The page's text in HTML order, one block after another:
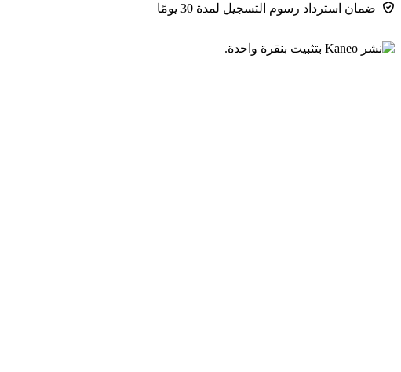
ضمان استرداد رسوم التسجيل لمدة 30 يومًا